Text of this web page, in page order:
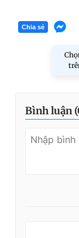
Chia sẻ
Bình luận (